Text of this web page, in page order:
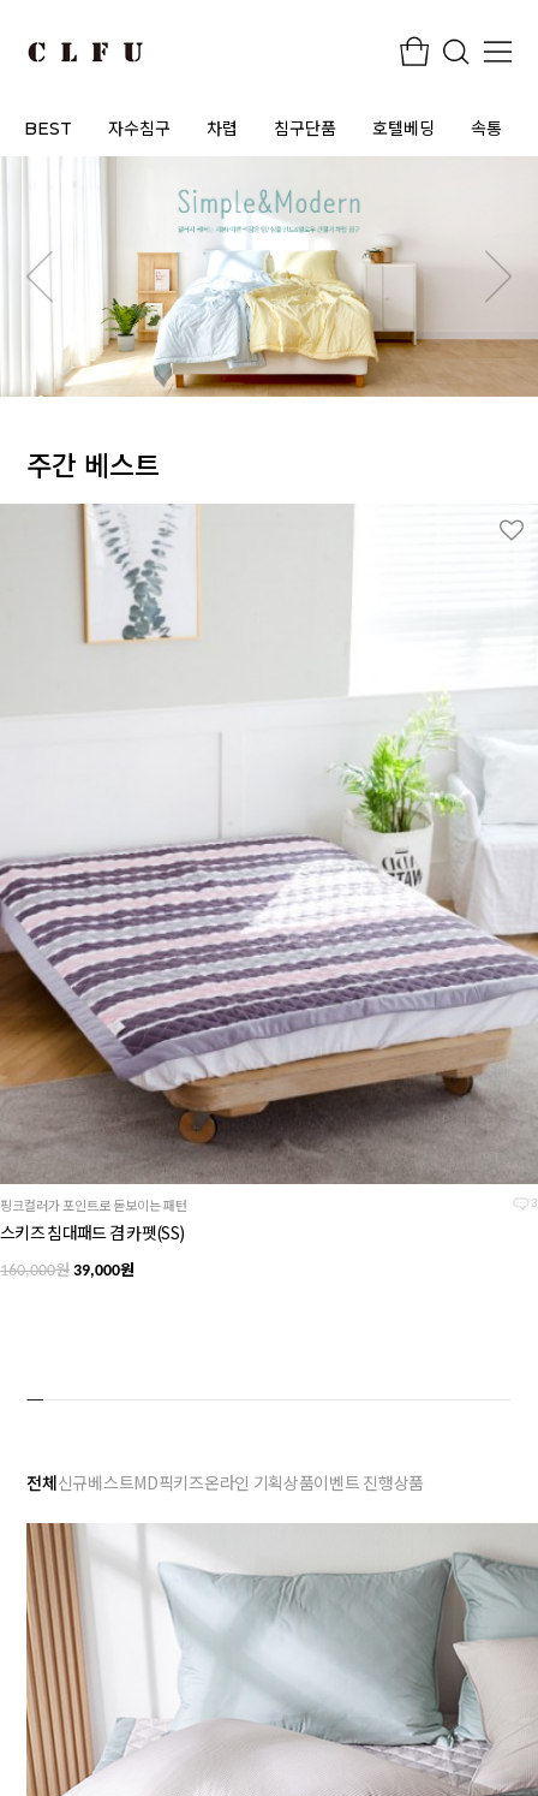
BEST 자수침구 차렵 침구단품 호텔베딩 속통
주간 베스트
3
핑크컬러가 포인트로 돋보이는 패턴
스키즈 침대패드 겸 카펫(SS)
160,000원 39,000원
전체신규베스트MD픽키즈온라인 기획상품이벤트 진행상품